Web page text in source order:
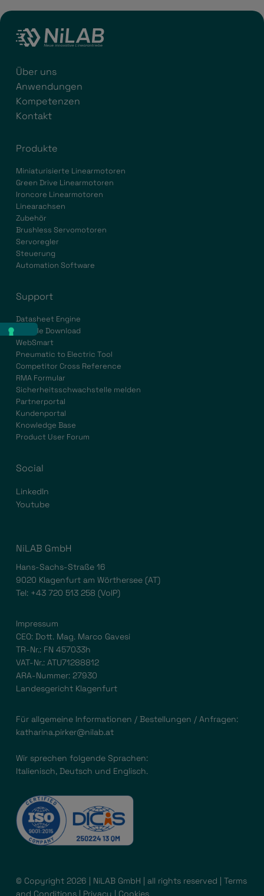
Über uns
Anwendungen
Kompetenzen
Kontakt
Produkte
Miniaturisierte Linearmotoren
Green Drive Linearmotoren
Ironcore Linearmotoren
Linearachsen
Zubehör
Brushless Servomotoren
Servoregler
Steuerung
Automation Software
Support
Datasheet Engine
Cad File Download
WebSmart
Pneumatic to Electric Tool
Competitor Cross Reference
RMA Formular
Sicherheitsschwachstelle melden
Partnerportal
Kundenportal
Knowledge Base
Product User Forum
Social
LinkedIn
Youtube
NiLAB GmbH
Hans-Sachs-Straße 16
9020 Klagenfurt am Wörthersee (AT)
Tel: +43 720 513 258 (VoIP)
Impressum
CEO: Dott. Mag. Marco Gavesi
TR-Nr.: FN 457033h
VAT-Nr.: ATU71288812
ARA-Nummer: 27930
Landesgericht Klagenfurt
Für allgemeine Informationen / Bestellungen / Anfragen:
katharina.pirker@nilab.at
Wir sprechen folgende Sprachen:
Italienisch, Deutsch und Englisch.
© Copyright 2026 | NiLAB GmbH | all rights reserved | Terms
and Conditions| Privacy | Cookies